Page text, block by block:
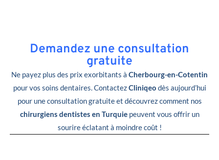
Demandez une consultation
gratuite
Ne payez plus des prix exorbitants à Cherbourg-en-Cotentin
pour vos soins dentaires. ContactezCliniqeo dès aujourd’hui
pour une consultation gratuite et découvrez comment nos
chirurgiens dentistes en Turquiepeuvent vous offrir un
sourire éclatant à moindre coût !